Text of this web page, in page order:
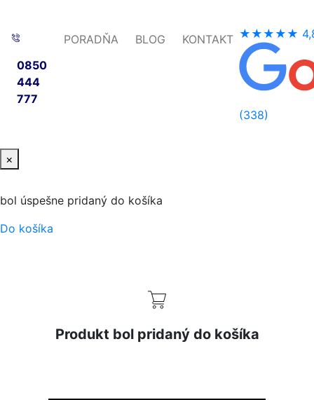
0850
444
777
PORADŇA BLOG KONTAKT ★★★★★
(338)
×
bol úspešne pridaný do košíka
Do košíka
Produkt bol pridaný do košíka